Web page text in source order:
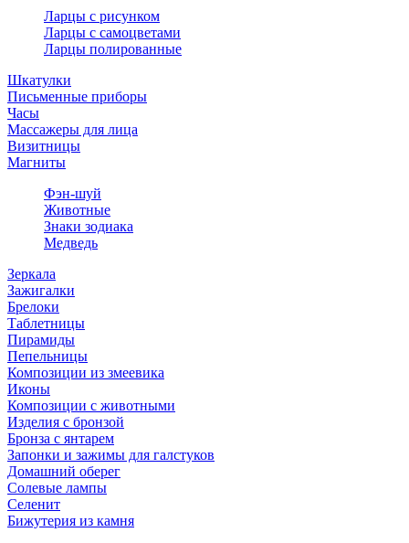
Ларцы с рисунком
Ларцы с самоцветами
Ларцы полированные
Шкатулки
Письменные приборы
Часы
Массажеры для лица
Визитницы
Магниты
Фэн-шуй
Животные
Знаки зодиака
Медведь
Зеркала
Зажигалки
Брелоки
Таблетницы
Пирамиды
Пепельницы
Композиции из змеевика
Иконы
Композиции с животными
Изделия с бронзой
Бронза с янтарем
Запонки и зажимы для галстуков
Домашний оберег
Солевые лампы
Селенит
Бижутерия из камня